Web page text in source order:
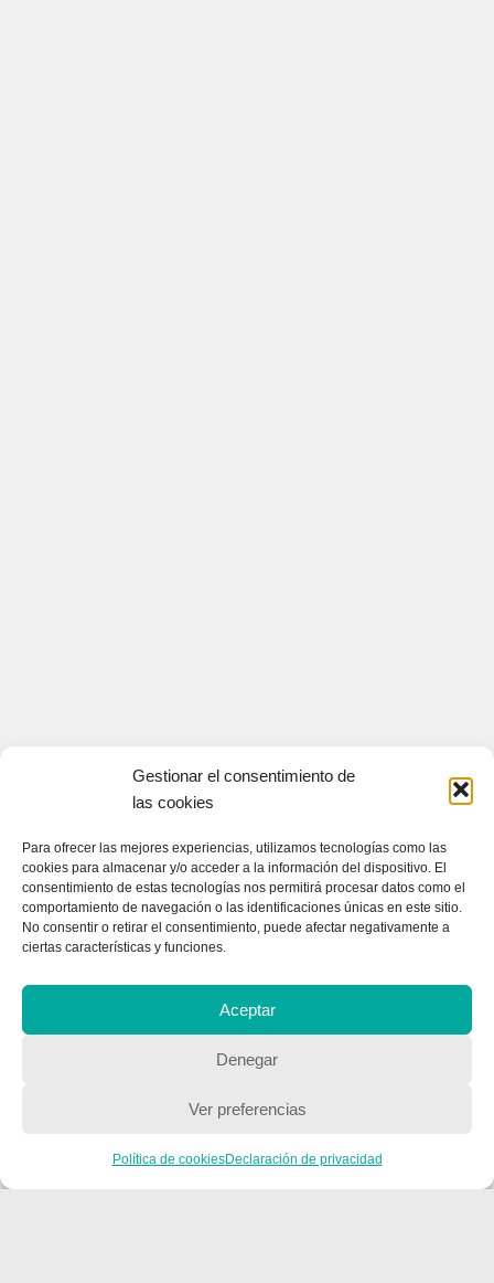
Gestionar el consentimiento de
las cookies
Para ofrecer las mejores experiencias, utilizamos tecnologías como las
cookies para almacenar y/o acceder a la información del dispositivo. El
consentimiento de estas tecnologías nos permitirá procesar datos como el
comportamiento de navegación o las identificaciones únicas en este sitio.
No consentir o retirar el consentimiento, puede afectar negativamente a
ciertas características y funciones.
Aceptar
Denegar
Ver preferencias
Política de cookiesDeclaración de privacidad
CONTACTA CON NOSOTROS
Contacto